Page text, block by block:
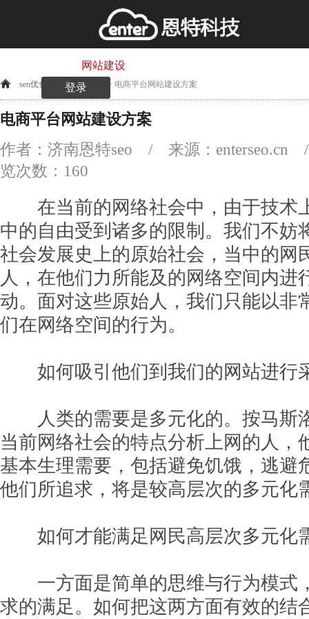
网站建设
登录
seo优化 网站建设 > 电商平台网站建设方案
电商平台网站建设方案
作者：济南恩特seo / 来源：
览次数： 160
在当前的网络社会中，由于技术
中的自由受到诸多的限制。我们不妨
社会发展史上的原始社会，当中的网
人，在他们力所能及的网络空间内进
动。面对这些原始人，我们只能以非
们在网络空间的行为。
如何吸引他们到我们的网站进行
人类的需要是多元化的。按马斯
当前网络社会的特点分析上网的人，
基本生理需要，包括避免饥饿，逃避
他们所追求，将是较高层次的多元化
如何才能满足网民高层次多元化
一方面是简单的思维与行为模式
求的满足。如何把这两方面有效的结